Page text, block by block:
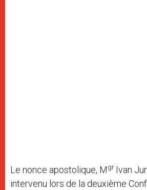
Le nonce apostolique, Mgr Ivan
intervenu lors de la deuxième